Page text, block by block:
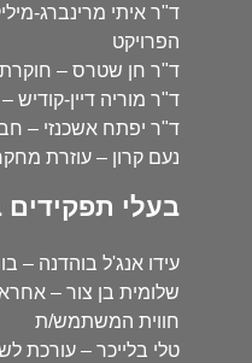
ד"ר איתי מרינברג-
הפרויקט
ד"ר חן שטרס –
ד"ר מוריה דיין-
ד"ר יפתח אשכנזי –
נעם קרון – עוזרת
בעלי
עידו אנג'ל בוהדנה –
שלומית בן צור –
חווית המשתמש/ת
טלי בלייכר – עורכת